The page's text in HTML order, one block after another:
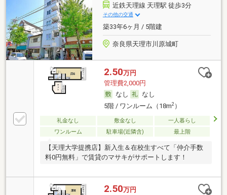
近鉄天理線 天理駅 徒歩3分
その他の交通
築33年6ヶ月 / 5階建
奈良県天理市川原城町
2.50万円
管理費2,000円
なし
なし
5階 / ワンルーム（18m2）
礼金なし 敷金なし
一人暮らし
ワンルーム
駐車場(近隣含) 最上階
【天理大学提携店】新入生＆在校生すべて「仲介手数
料0円無料」で賃貸のマサキがサポートします！
2.50万円